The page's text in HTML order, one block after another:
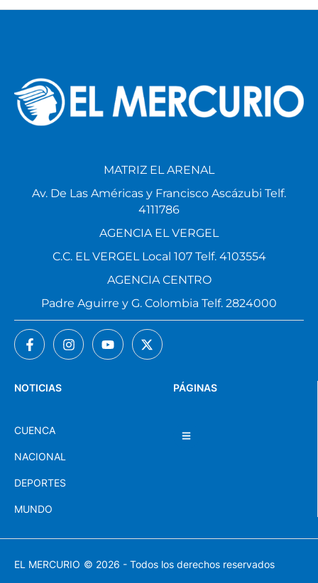
PÁGINAS
NOTICIAS
CUENCA
NACIONAL
DEPORTES
MUNDO
MATRIZ EL ARENAL
Av. De Las Américas y Francisco Ascázubi Telf.
4111786
AGENCIA EL VERGEL
C.C. EL VERGEL Local 107 Telf. 4103554
AGENCIA CENTRO
Padre Aguirre y G. Colombia Telf. 2824000
EL MERCURIO © 2026 - Todos los derechos reservados